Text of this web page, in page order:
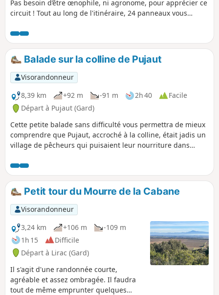
Pas besoin d’être œnophile, ni agronome, pour apprécier ce
circuit ! Tout au long de l'itinéraire, 24 panneaux vous
d’anecdotes. Au niveau du panneau n°6, vous pouvez
enchaîner sur un deuxième circuit (4 km supplémentaires).
Balade sur la colline de Pujaut
Visorandonneur
8,39 km
+92 m -91 m 2h 40
Facile
Départ à Pujaut (Gard)
Cette petite balade sans difficulté vous permettra de mieux
comprendre que Pujaut, accroché à la colline, était jadis un
village de pêcheurs qui puisaient leur nourriture dans
Petit tour du Mourre de la Cabane
Visorandonneur
3,24 km
+106 m
-109 m
1h 15
Difficile
Départ à Lirac (Gard)
Il s'agit d'une randonnée courte,
agréable et assez ombragée. Il faudra
tout de même emprunter quelques